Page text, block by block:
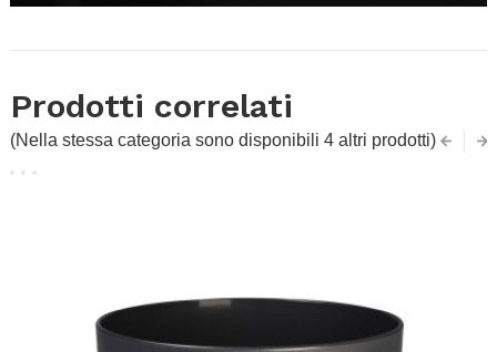
Prodotti correlati
(Nella stessa categoria sono disponibili 4 altri prodotti)